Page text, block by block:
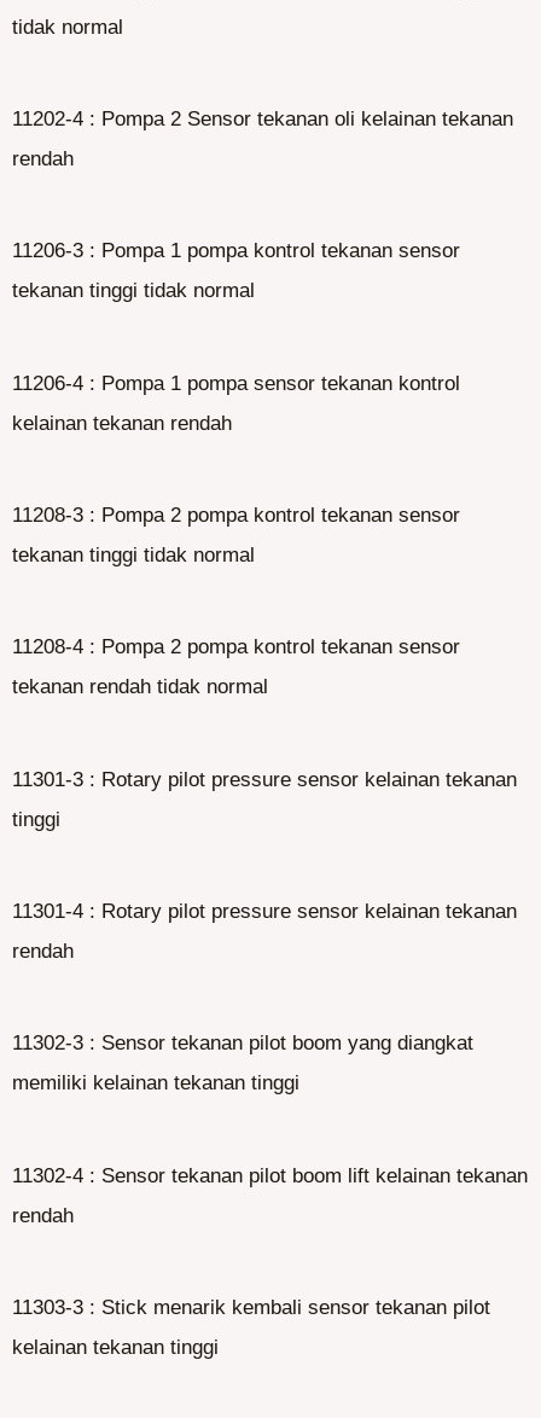
tidak normal
11202-4 : Pompa 2 Sensor tekanan oli kelainan tekanan
rendah
11206-3 : Pompa 1 pompa kontrol tekanan sensor
tekanan tinggi tidak normal
11206-4 : Pompa 1 pompa sensor tekanan kontrol
kelainan tekanan rendah
11208-3 : Pompa 2 pompa kontrol tekanan sensor
tekanan tinggi tidak normal
11208-4 : Pompa 2 pompa kontrol tekanan sensor
tekanan rendah tidak normal
11301-3 : Rotary pilot pressure sensor kelainan tekanan
tinggi
11301-4 : Rotary pilot pressure sensor kelainan tekanan
rendah
11302-3 : Sensor tekanan pilot boom yang diangkat
memiliki kelainan tekanan tinggi
11302-4 : Sensor tekanan pilot boom lift kelainan tekanan
rendah
11303-3 : Stick menarik kembali sensor tekanan pilot
kelainan tekanan tinggi